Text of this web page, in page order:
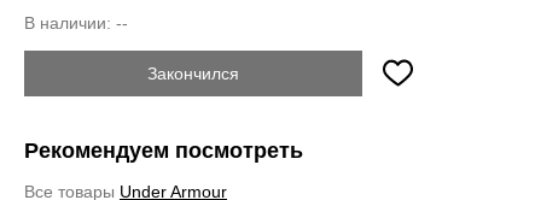
В наличии: --
Закончился
Рекомендуем посмотреть
Все товары Under Armour